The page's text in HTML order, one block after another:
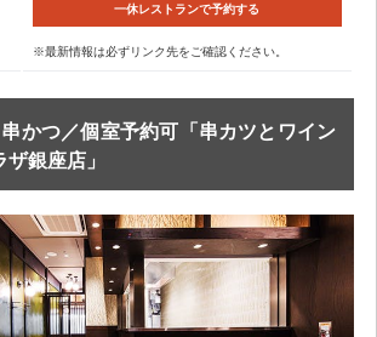
一休レストランで予約する
※最新情報は必ずリンク先をご確認ください。
かつ／個室予約可「串カツとワイン
銀座店」